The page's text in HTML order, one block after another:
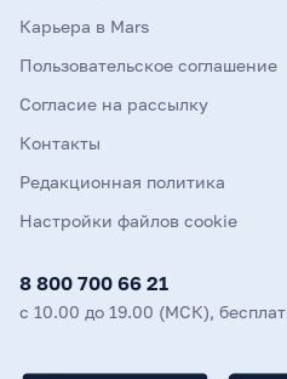
Карьера в Mars
Пользовательское соглашение
Согласие на рассылку
Контакты
Редакционная политика
Настройки файлов cookie
8 800 700 66 21
с 10.00 до 19.00 (МСК),